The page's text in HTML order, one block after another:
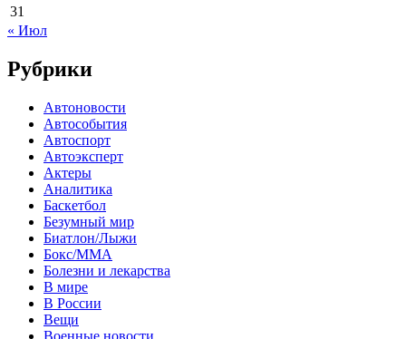
31
« Июл
Рубрики
Автоновости
Автособытия
Автоспорт
Автоэксперт
Актеры
Аналитика
Баскетбол
Безумный мир
Биатлон/Лыжи
Бокс/MMA
Болезни и лекарства
В мире
В России
Вещи
Военные новости